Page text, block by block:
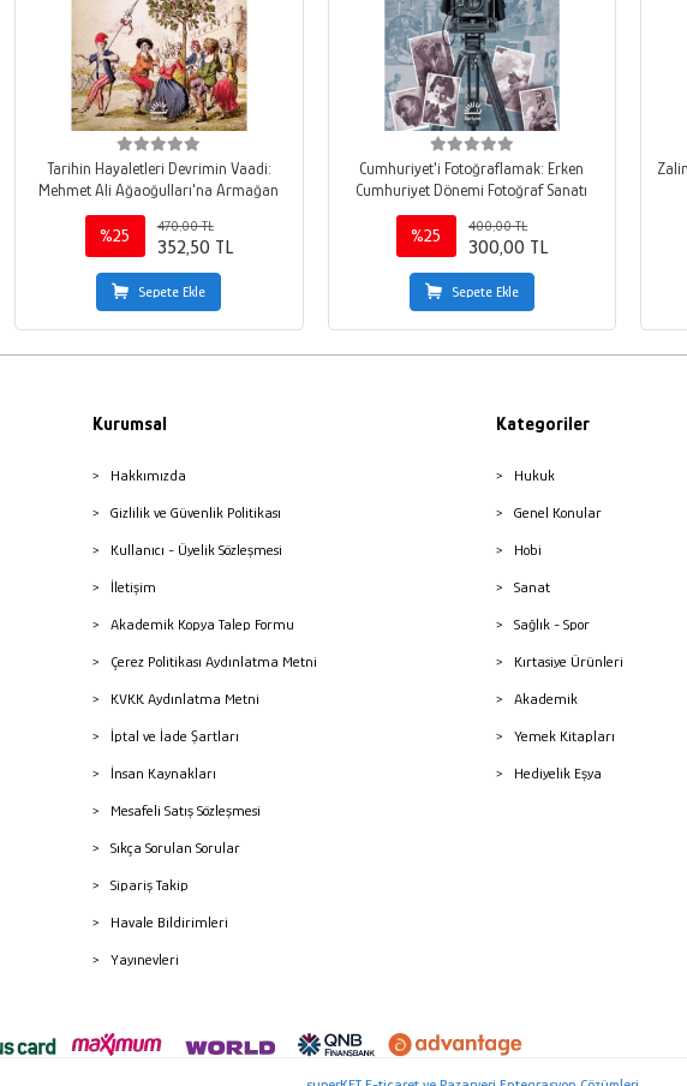
Tarihin Hayaletleri Devrimin Vaadi:
Mehmet Ali Ağaoğulları'na Armağan
%25
470,00 TL
352,50 TL
Sepete Ekle
Cumhuriyet'i Fotoğraflamak: Erken
Cumhuriyet Dönemi Fotoğraf Sanatı
%25
400,00 TL
300,00 TL
Sepete Ekle
Kurumsal
Hakkımızda
Gizlilik ve Güvenlik Politikası
Kullanıcı - Üyelik Sözleşmesi
İletişim
Akademik Kopya Talep Formu
Çerez Politikası Aydınlatma Metni
KVKK Aydınlatma Metni
İptal ve İade Şartları
İnsan Kaynakları
Mesafeli Satış Sözleşmesi
Sıkça Sorulan Sorular
Sipariş Takip
Havale Bildirimleri
Yayınevleri
Kategoriler
Hukuk
Genel Konular
Hobi
Sanat
Sağlık - Spor
Kırtasiye Ürünleri
Akademik
Yemek Kitapları
Hediyelik Eşya